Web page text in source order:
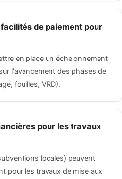
de paiement pour
en place un échelonnement
l'avancement des phases de
fouilles, VRD).
pour les travaux
locales) peuvent
pour les travaux de mise aux